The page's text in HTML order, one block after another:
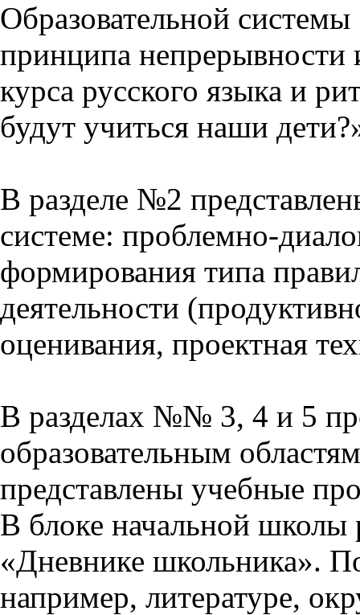
Образовательной
принципа непрерывности
курса русского языка и
будут учиться наши
В разделе №2
системе: проблемно-
формирования типа
деятельности
оценивания, проектная
В разделах №№ 3, 4 и 5
образовательным
представлены учебные
В блоке начальной школы
«Дневнике школьника».
например, литературе,